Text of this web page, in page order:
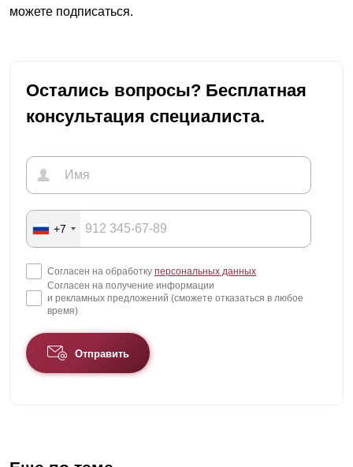
можете подписаться.
Остались вопросы? Бесплатная
консультация специалиста.
+7
Согласен на обработку персональных данных
Согласен на получение информации
и рекламных предложений (сможете отказаться в любое
время)
Отправить